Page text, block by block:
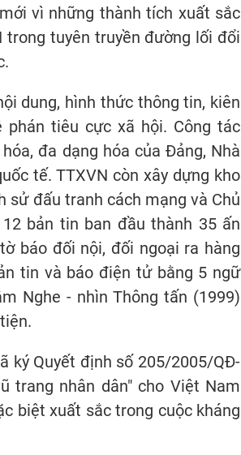
vì những thành tích xuất sắc
trong tuyên truyền đường lối đổi
dung, hình thức thông tin, kiên
tiêu cực xã hội. Công tác
đa dạng hóa của Đảng, Nhà
tế. TTXVN còn xây dựng kho
sử đấu tranh cách mạng và Chủ
bản tin ban đầu thành 35 ấn
báo đối nội, đối ngoại ra hàng
tin và báo điện tử bằng 5 ngữ
Nghe - nhìn Thông tấn (1999)
ký Quyết định số 205/2005/QĐ-
trang nhân dân" cho Việt Nam
biệt xuất sắc trong cuộc kháng